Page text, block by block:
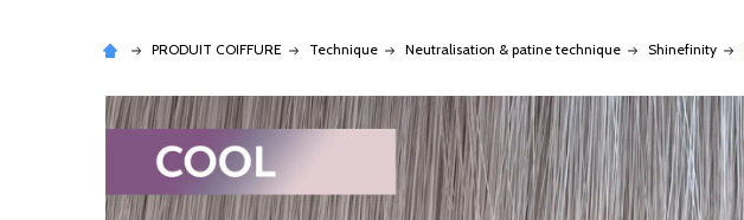
PRODUIT COIFFURE Technique Neutralisation & patine technique Shinefinity